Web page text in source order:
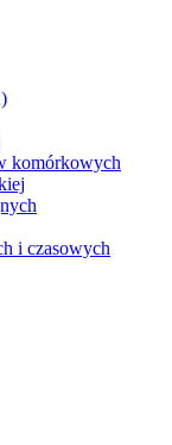
komórkowych
i czasowych